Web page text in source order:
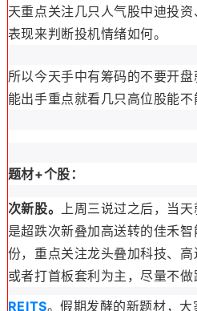
天重点关注几只人气股中迪投
表现来判断投机情绪如何。
所以今天手中有筹码的不要开
能出手重点就看几只高位股能不
题材+个股：
次新股。 上周三说过之后，当
是超跌次新叠加高送转的佳禾
份，重点关注龙头叠加科技、
或者打首板套利为主，尽量不做
REITS。假期发酵的新题材，大